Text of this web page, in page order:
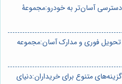
آسان‌تر به خودرو:مجموعۀ
فوری و مدارک آسان:مجموعه
متنوع برای خریداران:دنیای